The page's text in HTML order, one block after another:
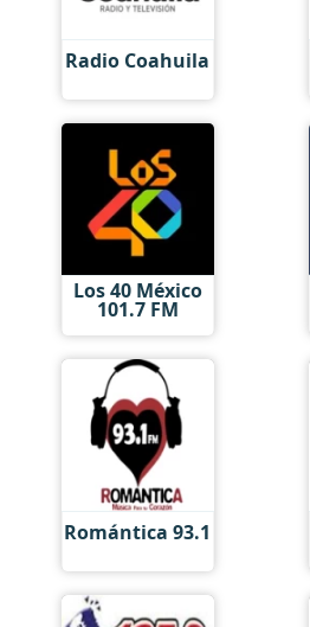
Radio Coahuila
Los 40 México
101.7 FM
Romántica 93.1